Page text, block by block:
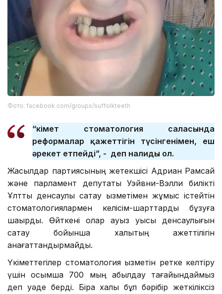
Фото: facebook.com/groups/suffolkteeth
“Үкімет стоматология саласында
реформалар қажеттігін түсінгенімен, еш
әрекет етпейді”, - деп налиды ол.
Жасылдар партиясының жетекшісі Адриан Рамсай
және парламент депутаты Уэйвни-Вэлли билікті
Ұлттық денсаулық сақтау қызметімен жұмыс істейтін
стоматологиялармен келісім-шарттарды бұзуға
шақырды. Өйткені олар ауыз қуысы денсаулығын
сақтау бойынша халықтың қажеттілігін
қанағаттандырмайды.
Үкіметтегілер стоматология қызметін ретке келтіру
үшін қосымша 700 мың қабылдау тағайындаймыз
деп уәде берді. Бірақ халық бұл бәрібір жеткіліксіз